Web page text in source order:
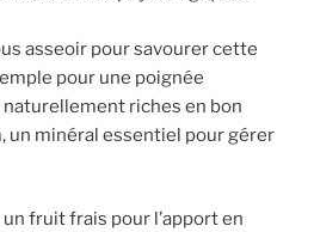
asseoir pour savourer cette
pour une poignée
naturellement riches en bon
un minéral essentiel pour gérer
fruit frais pour l’apport en